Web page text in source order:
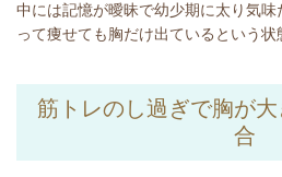
中には記憶が曖昧で幼少期に太り気
って痩せても胸だけ出ているという状
筋トレのし過ぎで胸が
合